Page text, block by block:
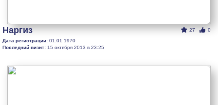
27 0
Наргиз
Дата регистрации: 01.01.1970
Последний визит: 15 октября 2013 в 23:25